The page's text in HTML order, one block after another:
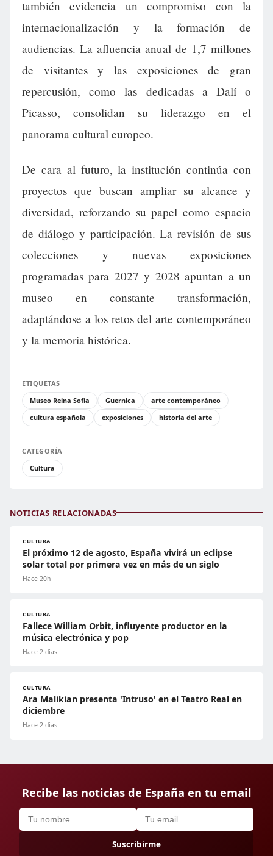
también evidencia un compromiso con la
internacionalización y la formación de
audiencias. La afluencia anual de 1,7 millones
de visitantes y las exposiciones de gran
repercusión, como las dedicadas a Dalí o
Picasso, consolidan su liderazgo en el
panorama cultural europeo.
De cara al futuro, la institución continúa con
proyectos que buscan ampliar su alcance y
diversidad, reforzando su papel como espacio
de diálogo y participación. La revisión de sus
colecciones y nuevas exposiciones
programadas para 2027 y 2028 apuntan a un
museo en constante transformación,
adaptándose a los retos del arte contemporáneo
y la memoria histórica.
ETIQUETAS
Museo Reina Sofía
Guernica
arte contemporáneo
cultura española
exposiciones historia del arte
CATEGORÍA
Cultura
NOTICIAS RELACIONADAS
CULTURA
El próximo 12 de agosto, España vivirá un eclipse
solar total por primera vez en más de un siglo
Hace 20h
CULTURA
Fallece William Orbit, influyente productor en la
música electrónica y pop
Hace 2 días
CULTURA
Ara Malikian presenta 'Intruso' en el Teatro Real en
diciembre
Hace 2 días
Recibe las noticias de España en tu email
Suscribirme